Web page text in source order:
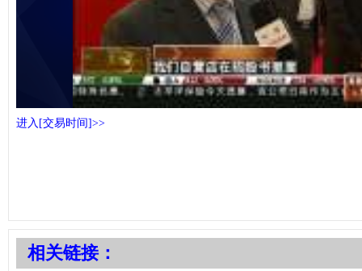
进入[交易时间]>>
相关链接：